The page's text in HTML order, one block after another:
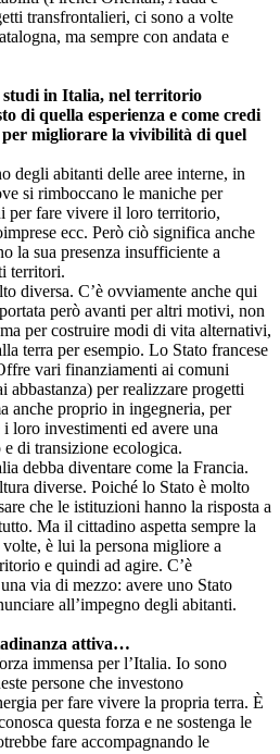
transfrontalieri, ci sono a volte
ma sempre con andata e
in Italia, nel territorio
di quella esperienza e come credi
migliorare la vivibilità di quel
degli abitanti delle aree interne, in
si rimboccano le maniche per
per fare vivere il loro territorio,
ecc. Però ciò significa anche
la sua presenza insufficiente a
territori.
diversa. C’è ovviamente anche qui
però avanti per altri motivi, non
per costruire modi di vita alternativi,
terra per esempio. Lo Stato francese
vari finanziamenti ai comuni
abbastanza) per realizzare progetti
anche proprio in ingegneria, per
loro investimenti ed avere una
di transizione ecologica.
debba diventare come la Francia.
diverse. Poiché lo Stato è molto
che le istituzioni hanno la risposta a
Ma il cittadino aspetta sempre la
è lui la persona migliore a
e quindi ad agire. C’è
via di mezzo: avere uno Stato
all’impegno degli abitanti.
attiva…
immensa per l’Italia. Io sono
persone che investono
per fare vivere la propria terra. È
questa forza e ne sostenga le
fare accompagnando le